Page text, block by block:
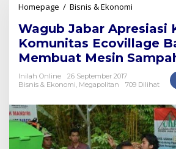
Homepage / Bisnis & Ekonomi
Apresiasi
Karya
Komunitas
Ecovillage
Membuat
Sampah
Mandiri
Wagub Jabar Apresiasi
Komunitas Ecovillage
Membuat Mesin
Inilah Online
26 September 2017
Bisnis & Ekonomi Megapolitan 709 Dilihat